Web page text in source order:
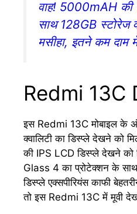
वाह! 5000mAH
साथ 128GB स्टोरेज
मसीहा, इतने कम दाम
Redmi 13C
इस Redmi 13C मोबाइल के
क्वालिटी का डिस्प्ले देखने को
की IPS LCD डिस्प्ले देखने को
Glass 4 का प्रोटेक्शन के
डिस्प्ले एक्सपीरियंस काफी
तो इस Redmi 13C में मूवी